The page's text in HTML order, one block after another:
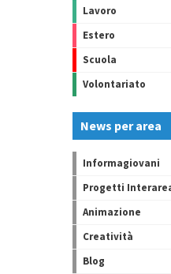
Lavoro
Estero
Scuola
Volontariato
News per area
Informagiovani
Progetti
Animazione
Creatività
Blog